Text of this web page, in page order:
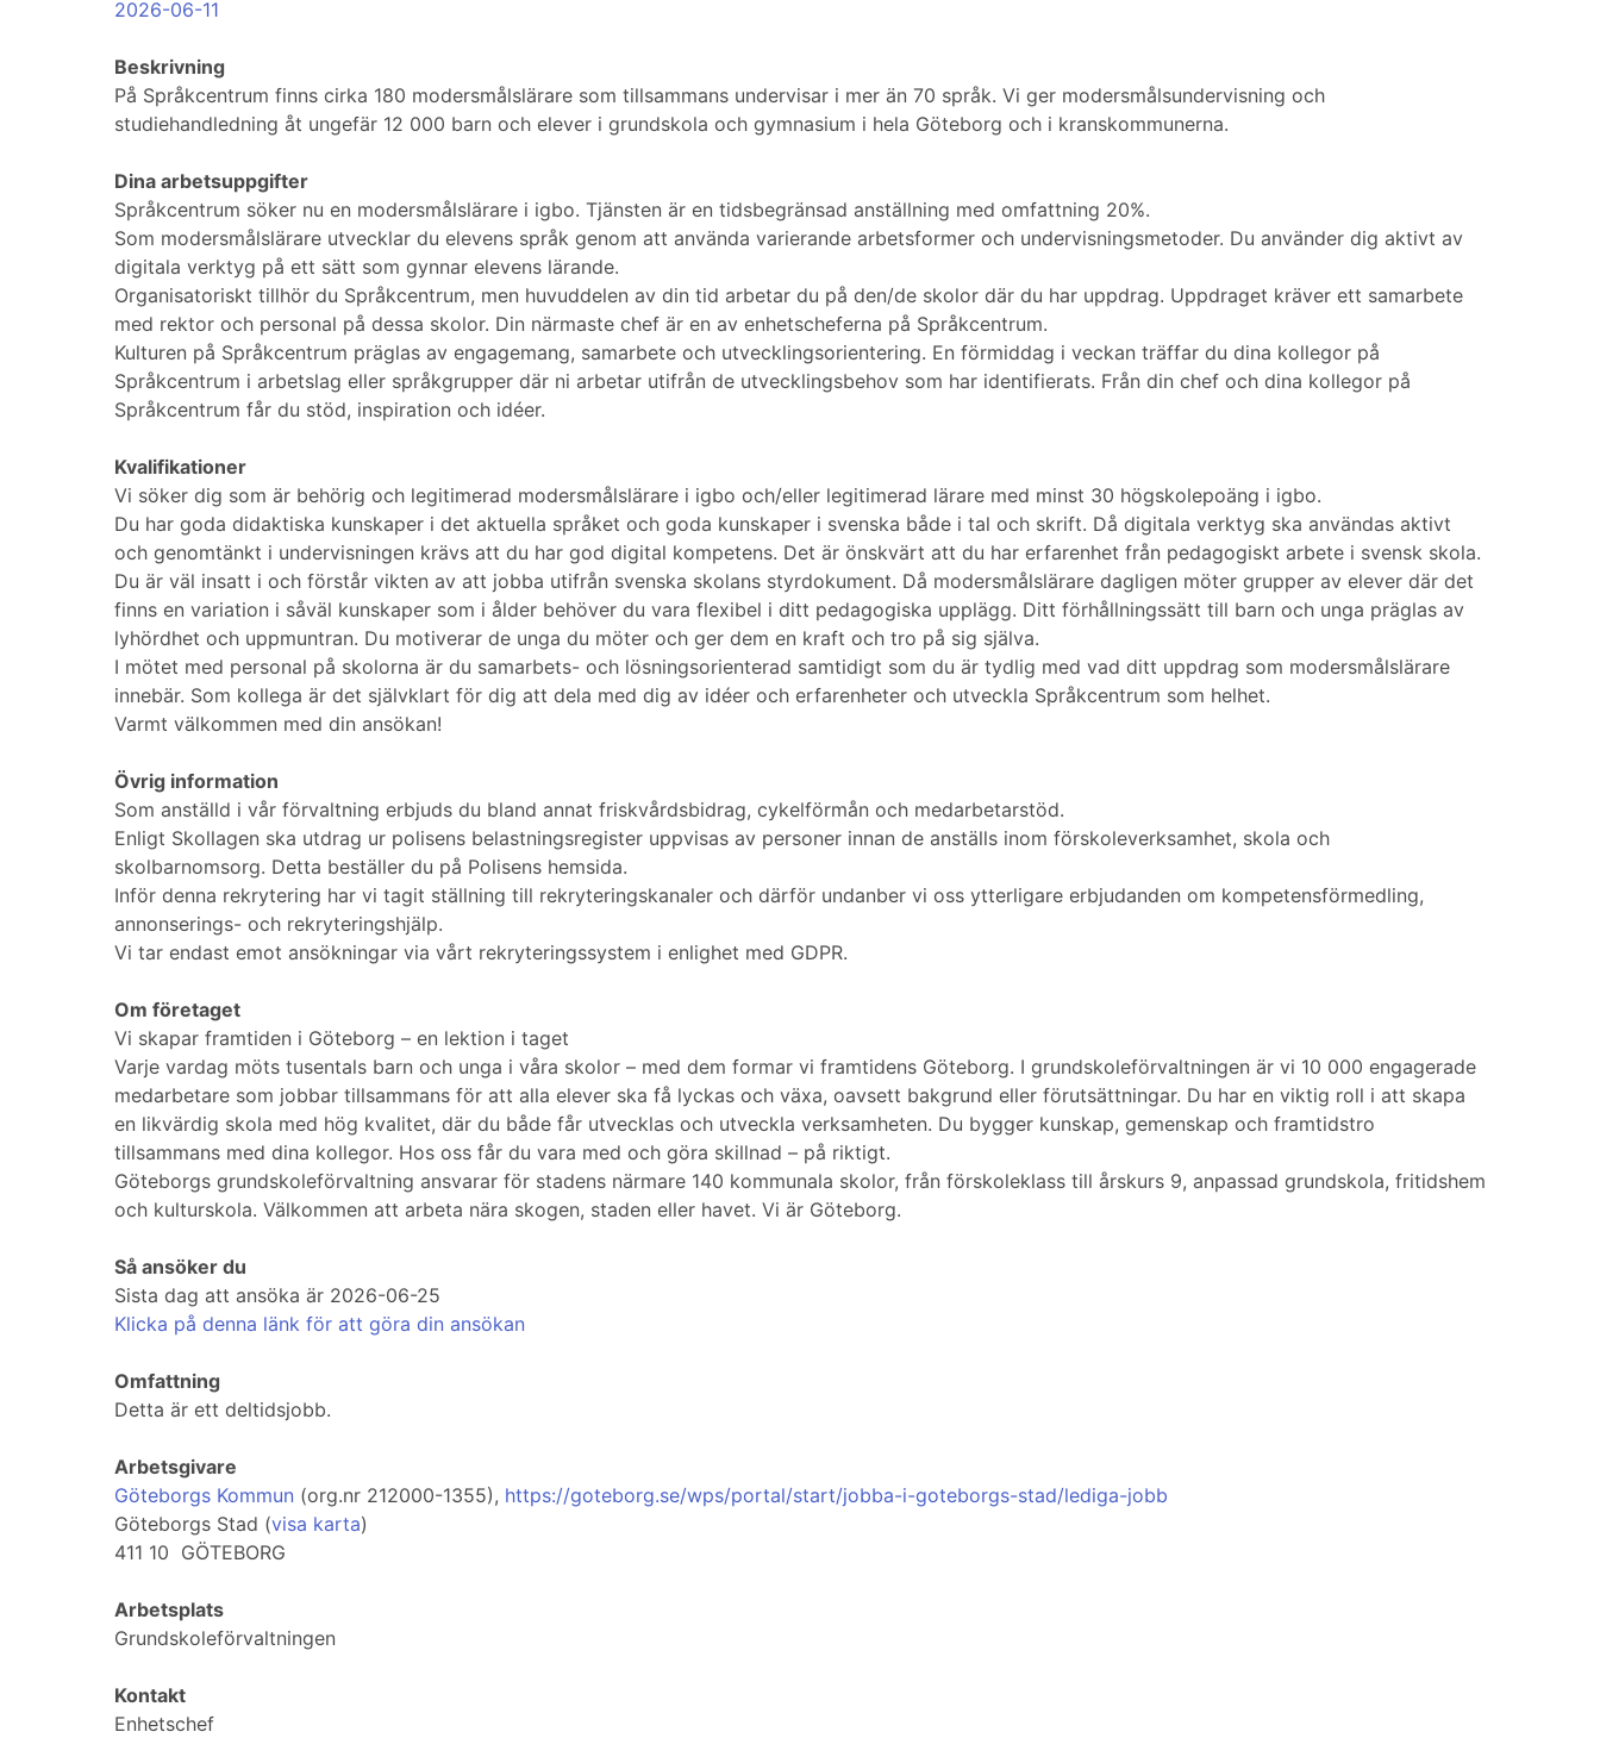
2026-06-11
Beskrivning
På Språkcentrum finns cirka 180 modersmålslärare som tillsammans undervisar i mer än 70 språk. Vi ger modersmålsundervisning och
studiehandledning åt ungefär 12 000 barn och elever i grundskola och gymnasium i hela Göteborg och i kranskommunerna.
Dina arbetsuppgifter
Språkcentrum söker nu en modersmålslärare i igbo. Tjänsten är en tidsbegränsad anställning med omfattning 20%.
Som modersmålslärare utvecklar du elevens språk genom att använda varierande arbetsformer och undervisningsmetoder. Du använder dig aktivt av
digitala verktyg på ett sätt som gynnar elevens lärande.
Organisatoriskt tillhör du Språkcentrum, men huvuddelen av din tid arbetar du på den/de skolor där du har uppdrag. Uppdraget kräver ett samarbete
med rektor och personal på dessa skolor. Din närmaste chef är en av enhetscheferna på Språkcentrum.
Kulturen på Språkcentrum präglas av engagemang, samarbete och utvecklingsorientering. En förmiddag i veckan träffar du dina kollegor på
Språkcentrum i arbetslag eller språkgrupper där ni arbetar utifrån de utvecklingsbehov som har identifierats. Från din chef och dina kollegor på
Språkcentrum får du stöd, inspiration och idéer.
Kvalifikationer
Vi söker dig som är behörig och legitimerad modersmålslärare i igbo och/eller legitimerad lärare med minst 30 högskolepoäng i igbo.
Du har goda didaktiska kunskaper i det aktuella språket och goda kunskaper i svenska både i tal och skrift. Då digitala verktyg ska användas aktivt
och genomtänkt i undervisningen krävs att du har god digital kompetens. Det är önskvärt att du har erfarenhet från pedagogiskt arbete i svensk skola.
Du är väl insatt i och förstår vikten av att jobba utifrån svenska skolans styrdokument. Då modersmålslärare dagligen möter grupper av elever där det
finns en variation i såväl kunskaper som i ålder behöver du vara flexibel i ditt pedagogiska upplägg. Ditt förhållningssätt till barn och unga präglas av
lyhördhet och uppmuntran. Du motiverar de unga du möter och ger dem en kraft och tro på sig själva.
I mötet med personal på skolorna är du samarbets- och lösningsorienterad samtidigt som du är tydlig med vad ditt uppdrag som modersmålslärare
innebär. Som kollega är det självklart för dig att dela med dig av idéer och erfarenheter och utveckla Språkcentrum som helhet.
Varmt välkommen med din ansökan!
Övrig information
Som anställd i vår förvaltning erbjuds du bland annat friskvårdsbidrag, cykelförmån och medarbetarstöd.
Enligt Skollagen ska utdrag ur polisens belastningsregister uppvisas av personer innan de anställs inom förskoleverksamhet, skola och
skolbarnomsorg. Detta beställer du på Polisens hemsida.
Inför denna rekrytering har vi tagit ställning till rekryteringskanaler och därför undanber vi oss ytterligare erbjudanden om kompetensförmedling,
annonserings- och rekryteringshjälp.
Vi tar endast emot ansökningar via vårt rekryteringssystem i enlighet med GDPR.
Om företaget
Vi skapar framtiden i Göteborg – en lektion i taget
Varje vardag möts tusentals barn och unga i våra skolor – med dem formar vi framtidens Göteborg. I grundskoleförvaltningen är vi 10 000 engagerade
medarbetare som jobbar tillsammans för att alla elever ska få lyckas och växa, oavsett bakgrund eller förutsättningar. Du har en viktig roll i att skapa
en likvärdig skola med hög kvalitet, där du både får utvecklas och utveckla verksamheten. Du bygger kunskap, gemenskap och framtidstro
tillsammans med dina kollegor. Hos oss får du vara med och göra skillnad – på riktigt.
Göteborgs grundskoleförvaltning ansvarar för stadens närmare 140 kommunala skolor, från förskoleklass till årskurs 9, anpassad grundskola, fritidshem
och kulturskola. Välkommen att arbeta nära skogen, staden eller havet. Vi är Göteborg.
Så ansöker du
Sista dag att ansöka är 2026-06-25
Klicka på denna länk för att göra din ansökan
Omfattning
Detta är ett deltidsjobb.
Arbetsgivare
Göteborgs Kommun (org.nr 212000-1355), https://goteborg.se/wps/portal/start/jobba-i-goteborgs-stad/lediga-jobb
Göteborgs Stad (visa karta)
411 10 GÖTEBORG
Arbetsplats
Grundskoleförvaltningen
Kontakt
Enhetschef